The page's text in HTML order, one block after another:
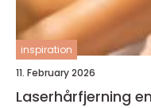
inspiration
11. February 2026
Laserhårfjerning en langsiktig løsning på